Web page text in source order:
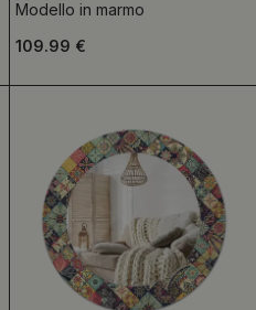
Modello in marmo
109.99 €